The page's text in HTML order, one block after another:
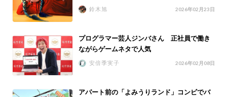
鈴木旭 2026年02月23日
プログラマー芸人ジンバさん 正社員で働き
ながらゲームネタで人気
安倍季実子 2026年02月08日
アパート前の「よみうりランド」コンビでバ